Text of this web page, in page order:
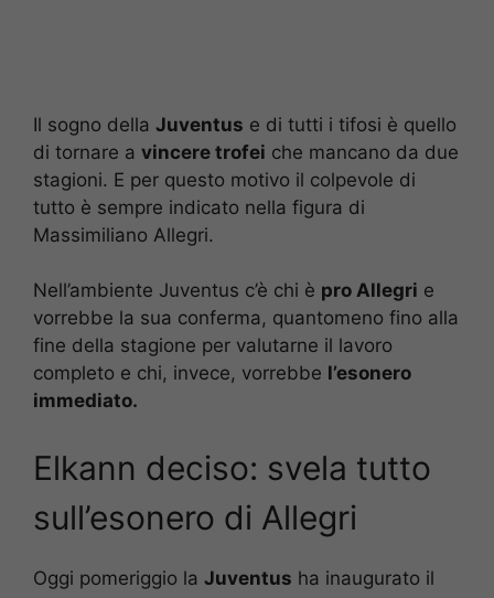
Il sogno della Juventus e di tutti i tifosi è quello
di tornare a vincere trofei che mancano da due
stagioni. E per questo motivo il colpevole di
tutto è sempre indicato nella figura di
Massimiliano Allegri.
Nell’ambiente Juventus c’è chi è pro Allegri e
vorrebbe la sua conferma, quantomeno fino alla
fine della stagione per valutarne il lavoro
completo e chi, invece, vorrebbe l’esonero
immediato.
Elkann deciso: svela tutto
sull’esonero di Allegri
Oggi pomeriggio la Juventus ha inaugurato il